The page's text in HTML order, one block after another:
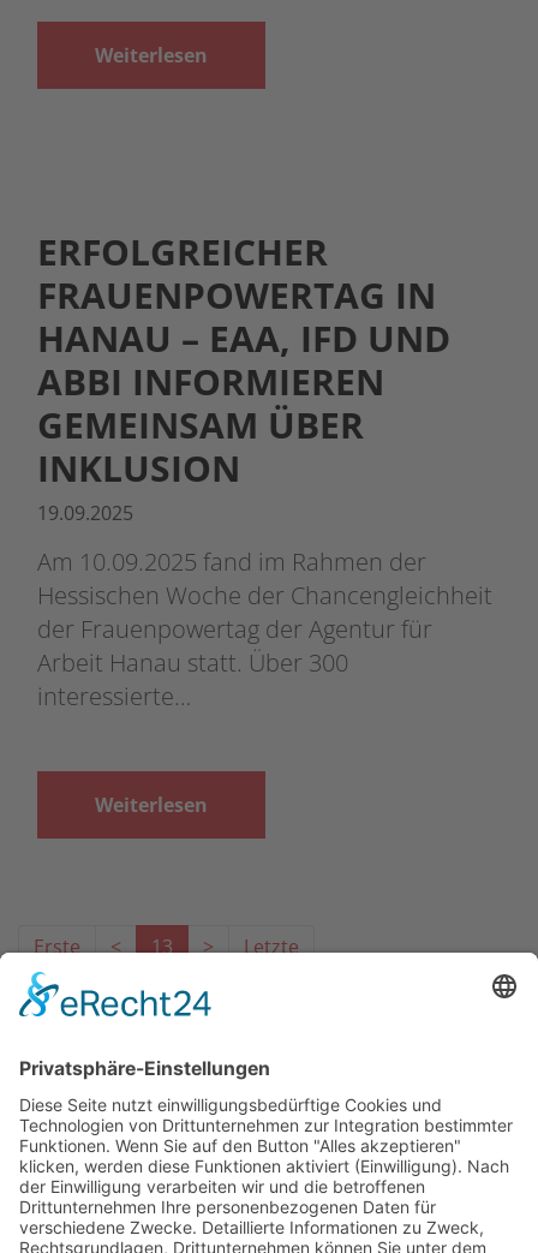
Weiterlesen
ERFOLGREICHER
FRAUENPOWERTAG IN
HANAU – EAA, IFD UND
ABBI INFORMIEREN
GEMEINSAM ÜBER
INKLUSION
19.09.2025
Am 10.09.2025 fand im Rahmen der
Hessischen Woche der Chancengleichheit
der Frauenpowertag der Agentur für
Arbeit Hanau statt. Über 300
interessierte…
Weiterlesen
Erste < 13 > Letzte
Das Projekt zur Implementierung der Einheitlichen
Ansprechstellen für Arbeitgeber gemäß § 185a SGB IX in
Hessen wird gefördert aus Mitteln des LWV Hessen
Integrationsamtes. Das Projekt wird unter Einbindung
des Hessischen Ministeriums für Arbeit, Integration,
Jugend und Soziales von der Forschungsstelle des
Bildungswerks der Hessischen Wirtschaft e. V.
durchgeführt.